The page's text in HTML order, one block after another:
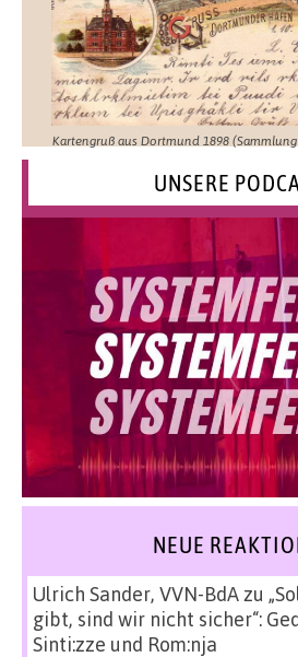
Kartengruß aus Dortmund 1898
UNSERE
NEUE
Ulrich Sander, VVN-BdAzu
gibt, sind wir nicht sicher“:
Sinti:zze und Rom:nja